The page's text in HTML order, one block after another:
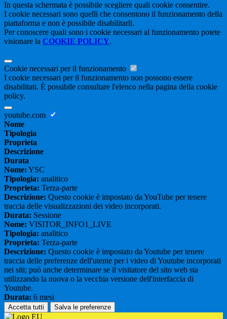
In questa schermata è possibile scegliere quali cookie consentire.
I cookie necessari sono quelli che consentono il funzionamento della
piattaforma e non è possibile disabilitarli.
Per conoscere quali sono i cookie necessari al funzionamento potete
visionare la COOKIE POLICY.
Cookie necessari per il funzionamento
I cookie necessari per il funzionamento non possono essere
disabilitati. È possibile consultare l'elenco nella pagina della cookie
policy.
youtube.com
Nome
Tipologia
Proprieta
Descrizione
Durata
Nome: YSC
Tipologia: analitico
Proprieta: Terza-parte
Descrizione: Questo cookie è impostato da YouTube per tenere
traccia delle visualizzazioni dei video incorporati.
Durata: Sessione
Nome: VISITOR_INFO1_LIVE
Tipologia: analitico
Proprieta: Terza-parte
Descrizione: Questo cookie è impostato da Youtube per tenere
traccia delle preferenze dell'utente per i video di Youtube incorporati
nei siti; può anche determinare se il visitatore del sito web sta
utilizzando la nuova o la vecchia versione dell'interfaccia di
Youtube.
Durata: 6 mesi
Accetta tutti Salva le preferenze